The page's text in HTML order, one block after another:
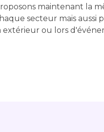
maintenant la
secteur mais aussi
extérieur ou lors